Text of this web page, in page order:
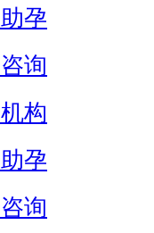
孕
询
构
孕
询